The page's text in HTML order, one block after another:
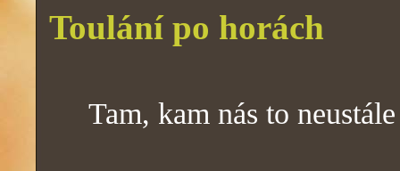
Toulání po horách
Tam, kam nás to neustále